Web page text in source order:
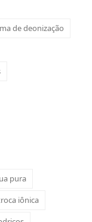
de deonização
pura
iônica